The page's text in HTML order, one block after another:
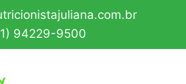
94229-9500